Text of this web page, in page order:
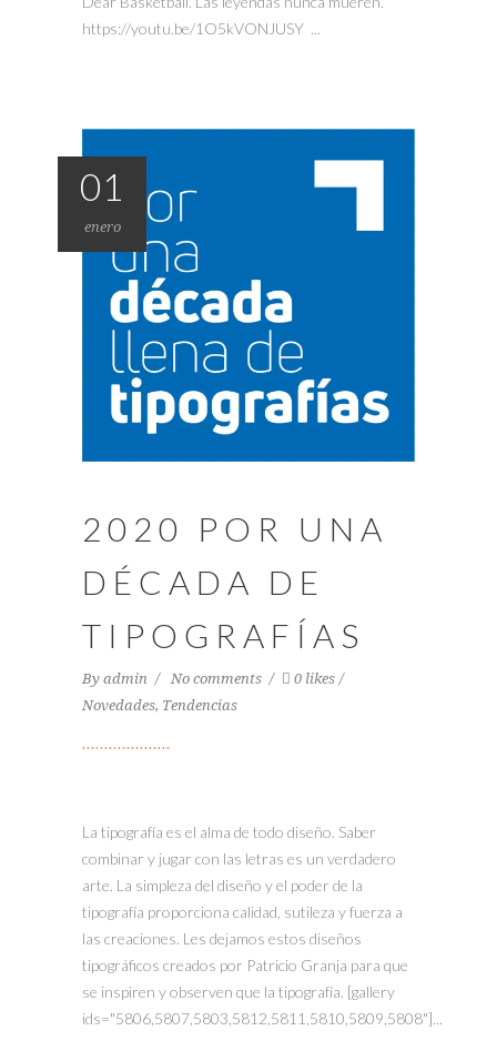
https://youtu.be/1O5kVONJUSY ...
01
enero
2020 POR UNA
DÉCADA DE
TIPOGRAFÍAS
By admin No comments
0 likes
Novedades, Tendencias
La tipografía es el alma de todo diseño. Saber
combinar y jugar con las letras es un verdadero
arte. La simpleza del diseño y el poder de la
tipografía proporciona calidad, sutileza y fuerza a
las creaciones. Les dejamos estos diseños
tipográficos creados por Patricio Granja para que
se inspiren y observen que la tipografía. [gallery
ids="5806,5807,5803,5812,5811,5810,5809,5808"]...